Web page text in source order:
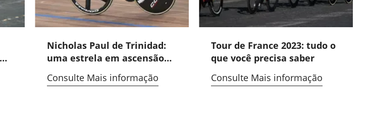
Nicholas Paul de Trinidad:
uma estrela em ascensão
Olimpíadas de Paris em
Consulte Mais informação
Tour de France 2023: tudo o
que você precisa saber
Consulte Mais informação